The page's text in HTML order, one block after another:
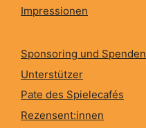
Impressionen
Sponsoring und Spenden
Unterstützer
Pate des Spielecafés
Rezensent:innen